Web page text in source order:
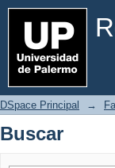
Buscar
DSpace Principal →
Buscar